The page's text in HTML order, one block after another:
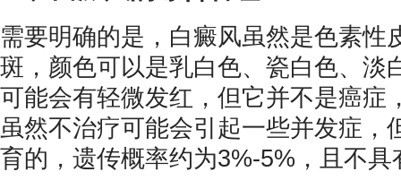
需要明确的是，白癜风虽然是色素性
斑，颜色可以是乳白色、瓷白色、淡
可能会有轻微发红，但它并不是癌症
虽然不治疗可能会引起一些并发症，
育的，遗传概率约为3%-5%，且不具